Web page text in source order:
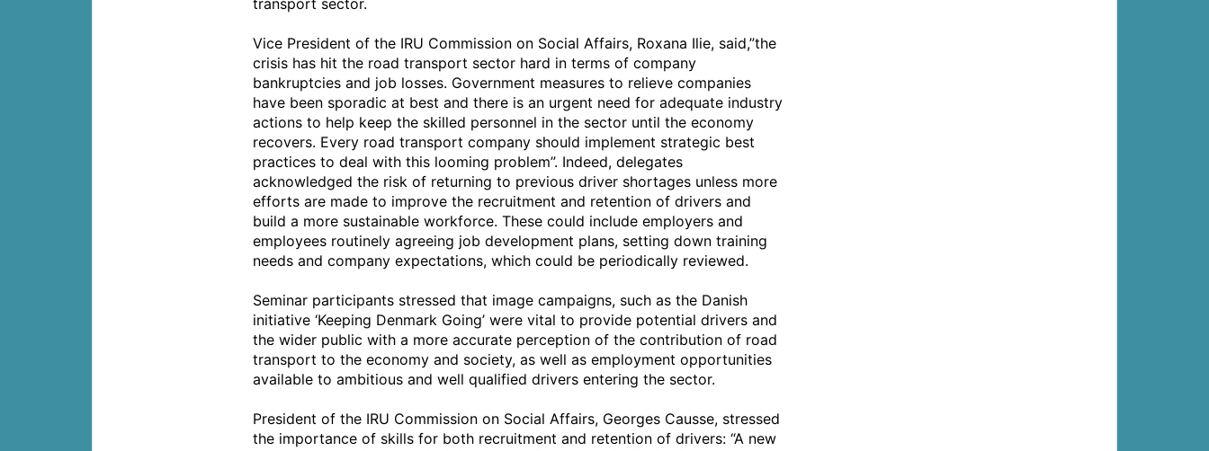
transport sector.
Vice President of the IRU Commission on Social Affairs, Roxana Ilie, said,”the
crisis has hit the road transport sector hard in terms of company
bankruptcies and job losses. Government measures to relieve companies
have been sporadic at best and there is an urgent need for adequate industry
actions to help keep the skilled personnel in the sector until the economy
recovers. Every road transport company should implement strategic best
practices to deal with this looming problem”. Indeed, delegates
acknowledged the risk of returning to previous driver shortages unless more
efforts are made to improve the recruitment and retention of drivers and
build a more sustainable workforce. These could include employers and
employees routinely agreeing job development plans, setting down training
needs and company expectations, which could be periodically reviewed.
Seminar participants stressed that image campaigns, such as the Danish
initiative ‘Keeping Denmark Going’ were vital to provide potential drivers and
the wider public with a more accurate perception of the contribution of road
transport to the economy and society, as well as employment opportunities
available to ambitious and well qualified drivers entering the sector.
President of the IRU Commission on Social Affairs, Georges Causse, stressed
the importance of skills for both recruitment and retention of drivers: “A new